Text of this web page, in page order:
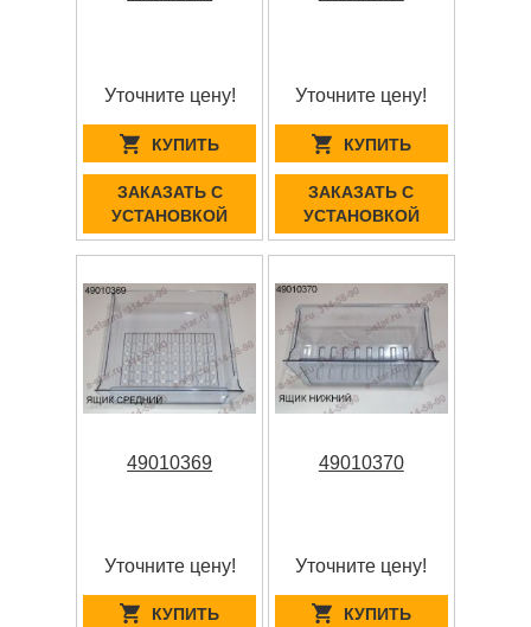
Уточните цену!
КУПИТЬ
ЗАКАЗАТЬ С
УСТАНОВКОЙ
Уточните цену!
КУПИТЬ
ЗАКАЗАТЬ С
УСТАНОВКОЙ
49010369
Уточните цену!
КУПИТЬ
49010370
Уточните цену!
КУПИТЬ